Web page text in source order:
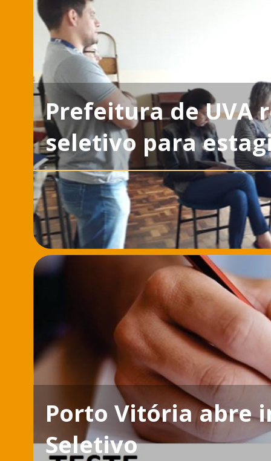
Prefeitura de UVA
seletivo para
Porto Vitória abre
Seletivo